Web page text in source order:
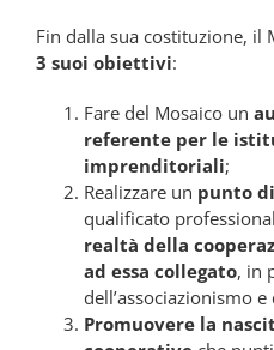
Fin dalla sua costituzione, il
3 suoi obiettivi:
Fare del Mosaico un
referente per le
imprenditoriali;
Realizzare un punto
qualificato
realtà della
ad essa collegato, in
dell’associazionismo
Promuovere la